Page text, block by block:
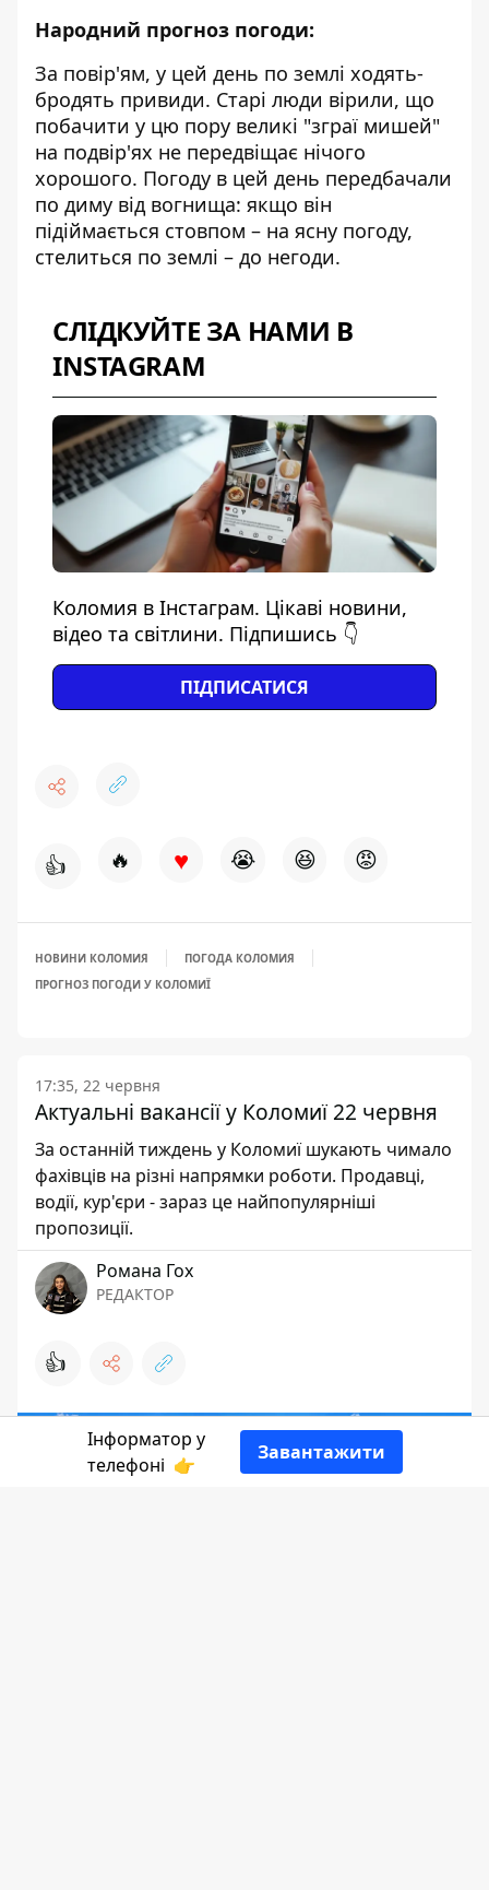
Народний прогноз погоди:
За повір'ям, у цей день по землі ходять-
бродять привиди. Старі люди вірили, що
побачити у цю пору великі "зграї мишей"
на подвір'ях не передвіщає нічого
хорошого. Погоду в цей день передбачали
по диму від вогнища: якщо він
підіймається стовпом – на ясну погоду,
стелиться по землі – до негоди.
СЛІДКУЙТЕ ЗА НАМИ В
INSTAGRAM
Коломия в Інстаграм. Цікаві новини,
відео та світлини. Підпишись 👇
ПІДПИСАТИСЯ
👍 🔥 ♥ 😭 😆 😡
НОВИНИ КОЛОМИЯ
ПОГОДА КОЛОМИЯ
ПРОГНОЗ ПОГОДИ У КОЛОМИЇ
17:35, 22 червня
Актуальні вакансії у Коломиї 22 червня
За останній тиждень у Коломиї шукають чимало
фахівців на різні напрямки роботи. Продавці,
водії, кур'єри - зараз це найпопулярніші
пропозиції.
Романа Гох
РЕДАКТОР
👍
Інформатор у
телефоні 👉
Завантажити